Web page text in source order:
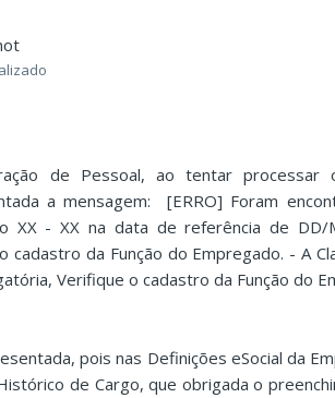
de Pessoal, ao tentar
a mensagem: [ERRO] Foram
XX - XX na data de referência de DD/
cadastro da Função do Empregado. - A
Verifique o cadastro da Função do
pois nas Definições eSocial da
de Cargo, que obrigada o